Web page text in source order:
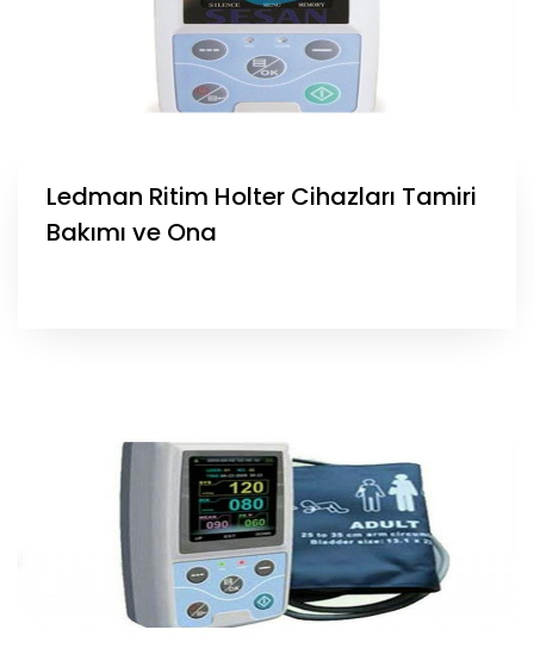
Ledman Ritim Holter Cihazları Tamiri
Bakımı ve Ona